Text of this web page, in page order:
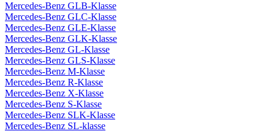
Mercedes-Benz GLB-Klasse
Mercedes-Benz GLC-Klasse
Mercedes-Benz GLE-Klasse
Mercedes-Benz GLK-Klasse
Mercedes-Benz GL-Klasse
Mercedes-Benz GLS-Klasse
Mercedes-Benz M-Klasse
Mercedes-Benz R-Klasse
Mercedes-Benz X-Klasse
Mercedes-Benz S-Klasse
Mercedes-Benz SLK-Klasse
Mercedes-Benz SL-klasse